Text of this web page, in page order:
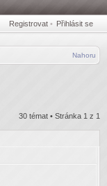
Registrovat • Přihlásit se
Nahoru
30 témat • Stránka 1 z 1